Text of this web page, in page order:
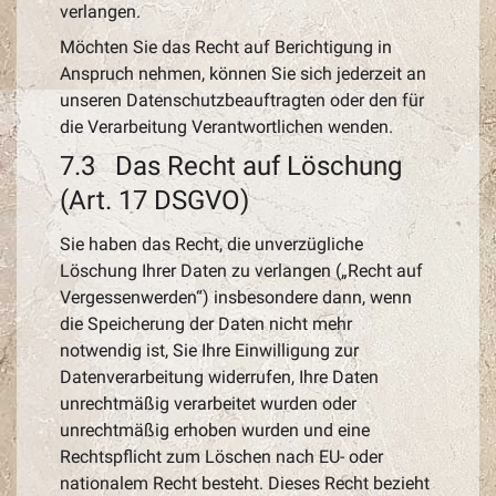
verlangen.
Möchten Sie das Recht auf Berichtigung in
Anspruch nehmen, können Sie sich jederzeit an
unseren Datenschutzbeauftragten oder den für
die Verarbeitung Verantwortlichen wenden.
7.3 Das Recht auf Löschung
(Art. 17 DSGVO)
Sie haben das Recht, die unverzügliche
Löschung Ihrer Daten zu verlangen („Recht auf
Vergessenwerden“) insbesondere dann, wenn
die Speicherung der Daten nicht mehr
notwendig ist, Sie Ihre Einwilligung zur
Datenverarbeitung widerrufen, Ihre Daten
unrechtmäßig verarbeitet wurden oder
unrechtmäßig erhoben wurden und eine
Rechtspflicht zum Löschen nach EU- oder
nationalem Recht besteht. Dieses Recht bezieht